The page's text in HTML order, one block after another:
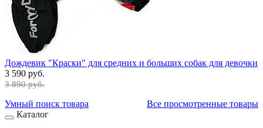
Дождевик "Краски" для средних и больших собак для девочки
3 590 руб.
3 890 руб.
Все просмотренные товары
Умный поиск товара
Каталог